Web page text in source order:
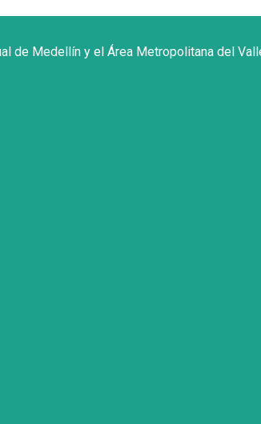
de Medellín y el Área Metropolitana del